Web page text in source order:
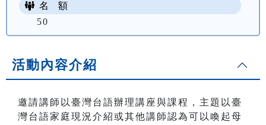
名 額
50
活動內容介紹
邀請講師以臺灣台語辦理講座與課程，主題以臺
灣台語家庭現況介紹或其他講師認為可以喚起母